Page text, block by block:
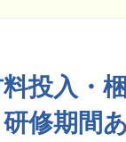
投入・
修期間